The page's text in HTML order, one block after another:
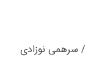
/ سرهمی نوزادی